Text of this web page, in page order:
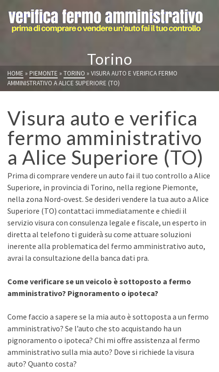
Torino
HOME » PIEMONTE » TORINO » VISURA AUTO E VERIFICA FERMO
AMMINISTRATIVO A ALICE SUPERIORE (TO)
Visura auto e verifica
fermo amministrativo
a Alice Superiore (TO)
Prima di comprare vendere un auto fai il tuo controllo a Alice
Superiore, in provincia di Torino, nella regione Piemonte,
nella zona Nord-ovest. Se desideri vendere la tua auto a Alice
Superiore (TO) contattaci immediatamente e chiedi il
servizio visura con consulenza legale e fiscale, un esperto in
diretta al telefono ti guiderà su come attuare soluzioni
inerente alla problematica del fermo amministrativo auto,
avrai la consultazione della banca dati pra.
Come verificare se un veicolo è sottoposto a fermo
amministrativo? Pignoramento o ipoteca?
Come faccio a sapere se la mia auto è sottoposta a un fermo
amministrativo? Se l’auto che sto acquistando ha un
pignoramento o ipoteca? Chi mi offre assistenza al fermo
amministrativo sulla mia auto? Dove si richiede la visura
auto? Quanto costa?